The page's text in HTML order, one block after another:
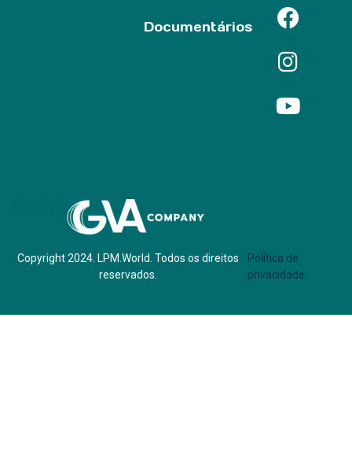
Documentários
Copyright 2024. LPM.World. Todos os direitos
reservados.
Política de
privacidade.